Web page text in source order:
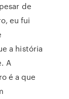
de
eu fui
a história
A
é a que